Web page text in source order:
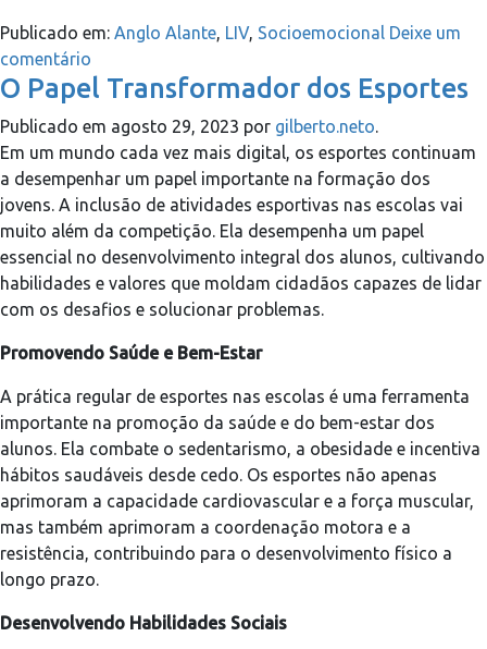
Publicado em: Anglo Alante, LIV, Socioemocional Deixe um
comentário
O Papel Transformador dos Esportes
Publicado em agosto 29, 2023 por gilberto.neto.
Em um mundo cada vez mais digital, os esportes continuam
a desempenhar um papel importante na formação dos
jovens. A inclusão de atividades esportivas nas escolas vai
muito além da competição. Ela desempenha um papel
essencial no desenvolvimento integral dos alunos, cultivando
habilidades e valores que moldam cidadãos capazes de lidar
com os desafios e solucionar problemas.
Promovendo Saúde e Bem-Estar
A prática regular de esportes nas escolas é uma ferramenta
importante na promoção da saúde e do bem-estar dos
alunos. Ela combate o sedentarismo, a obesidade e incentiva
hábitos saudáveis desde cedo. Os esportes não apenas
aprimoram a capacidade cardiovascular e a força muscular,
mas também aprimoram a coordenação motora e a
resistência, contribuindo para o desenvolvimento físico a
longo prazo.
Desenvolvendo Habilidades Sociais